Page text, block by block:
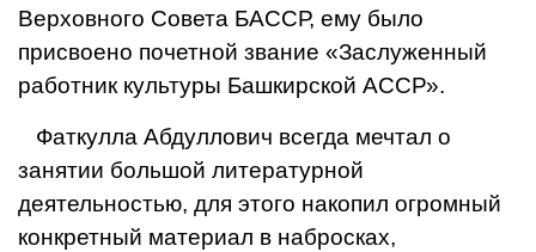
Верховного Совета БАССР, ему было
присвоено почет­ной звание «Заслуженный
работник культуры Башкирской АССР».
Фаткулла Абдуллович всегда меч­тал о
занятии большой литератур­ной
деятельностью, для этого нако­пил огромный
конкретный матери­ал в набросках,